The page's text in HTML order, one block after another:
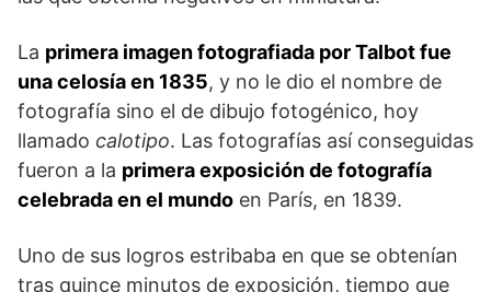
La primera imagen fotografiada por Talbot fue
una celosía en 1835, y no le dio el nombre de
fotografía sino el de dibujo fotogénico, hoy
llamado calotipo. Las fotografías así conseguidas
fueron a la primera exposición de fotografía
celebrada en el mundo en París, en 1839.
Uno de sus logros estribaba en que se obtenían
tras quince minutos de exposición, tiempo que